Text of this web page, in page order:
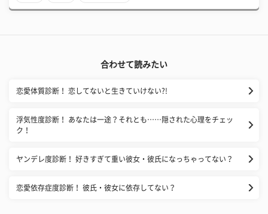
合わせて読みたい
恋愛体質診断！ 恋してないと生きていけない?!
浮気性度診断！ あなたは一途？それとも……隠された心理をチェッ
ク！
ヤンデレ度診断！ 好きすぎて重い彼女・彼氏になっちゃってない？
恋愛依存症度診断！ 彼氏・彼女に依存してない？